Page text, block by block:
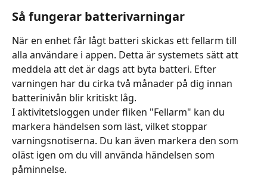
Så fungerar batterivarningar
När en enhet får lågt batteri skickas ett fellarm till
alla användare i appen. Detta är systemets sätt att
meddela att det är dags att byta batteri. Efter
varningen har du cirka två månader på dig innan
batterinivån blir kritiskt låg.
I aktivitetsloggen under fliken "Fellarm" kan du
markera händelsen som läst, vilket stoppar
varningsnotiserna. Du kan även markera den som
oläst igen om du vill använda händelsen som
påminnelse.